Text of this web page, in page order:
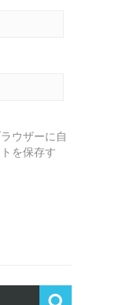
ウザーに自
を保存す